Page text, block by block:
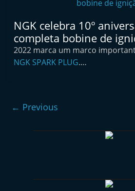
A
u
t
o
m
NGK celebra 10º
completa bobine de
2022 marca um marco
NGK SPARK PLUG.…
← Previous